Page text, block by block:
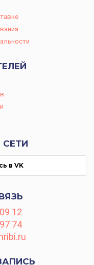
в VK
12
74